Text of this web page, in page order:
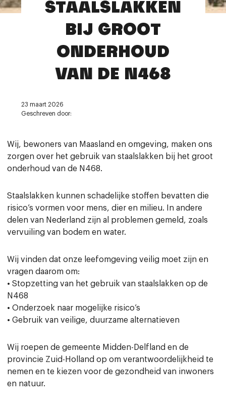
ContactSTAALSLAKKEN
BIJ GROOT
ONDERHOUD
VAN DE N468
23 maart 2026
Geschreven door:
Wij, bewoners van Maasland en omgeving, maken ons
zorgen over het gebruik van staalslakken bij het groot
onderhoud van de N468.
Staalslakken kunnen schadelijke stoffen bevatten die
risico’s vormen voor mens, dier en milieu. In andere
delen van Nederland zijn al problemen gemeld, zoals
vervuiling van bodem en water.
Wij vinden dat onze leefomgeving veilig moet zijn en
vragen daarom om:
• Stopzetting van het gebruik van staalslakken op de
N468
• Onderzoek naar mogelijke risico’s
• Gebruik van veilige, duurzame alternatieven
Wij roepen de gemeente Midden-Delfland en de
provincie Zuid-Holland op om verantwoordelijkheid te
nemen en te kiezen voor de gezondheid van inwoners
en natuur.